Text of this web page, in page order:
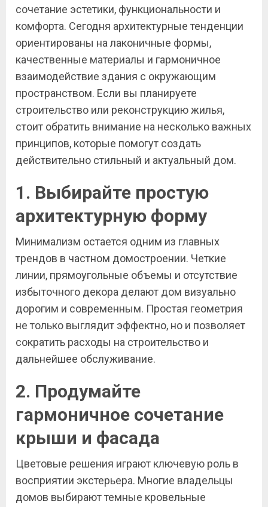
сочетание эстетики, функциональности и
комфорта. Сегодня архитектурные тенденции
ориентированы на лаконичные формы,
качественные материалы и гармоничное
взаимодействие здания с окружающим
пространством. Если вы планируете
строительство или реконструкцию жилья,
стоит обратить внимание на несколько важных
принципов, которые помогут создать
действительно стильный и актуальный дом.
1. Выбирайте простую
архитектурную форму
Минимализм остается одним из главных
трендов в частном домостроении. Четкие
линии, прямоугольные объемы и отсутствие
избыточного декора делают дом визуально
дорогим и современным. Простая геометрия
не только выглядит эффектно, но и позволяет
сократить расходы на строительство и
дальнейшее обслуживание.
2. Продумайте
гармоничное сочетание
крыши и фасада
Цветовые решения играют ключевую роль в
восприятии экстерьера. Многие владельцы
домов выбирают темные кровельные